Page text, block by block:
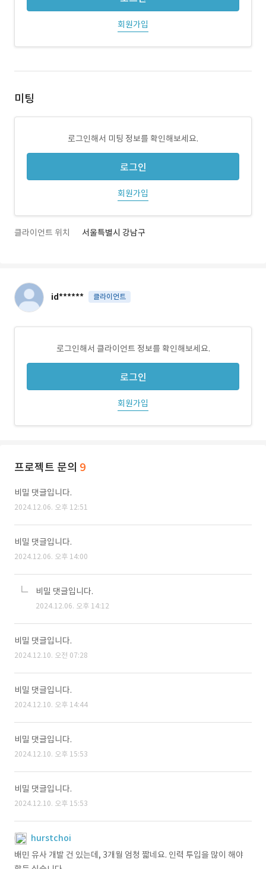
회원가입
미팅
로그인해서 미팅 정보를 확인해보세요.
로그인
회원가입
클라이언트 위치 서울특별시 강남구
id****** 클라이언트
로그인해서 클라이언트 정보를 확인해보세요.
로그인
회원가입
프로젝트 문의 9
비밀 댓글입니다.
2024.12.06. 오후 12:51
비밀 댓글입니다.
2024.12.06. 오후 14:00
비밀 댓글입니다.
2024.12.06. 오후 14:12
비밀 댓글입니다.
2024.12.10. 오전 07:28
비밀 댓글입니다.
2024.12.10. 오후 14:44
비밀 댓글입니다.
2024.12.10. 오후 15:53
비밀 댓글입니다.
2024.12.10. 오후 15:53
hurstchoi
배민 유사 개발 건 있는데, 3개월 엄청 짧네요. 인력 투입을 많이 해야